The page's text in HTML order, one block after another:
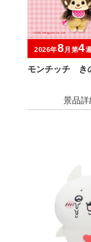
モンチッチ き
2026年8 月第4